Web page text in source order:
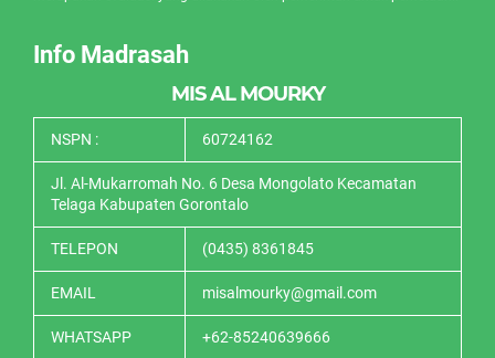
Info Madrasah
MIS AL MOURKY
NSPN : 60724162
Jl. Al-Mukarromah No. 6 Desa Mongolato Kecamatan
Telaga Kabupaten Gorontalo
TELEPON (0435) 8361845
EMAIL misalmourky@gmail.com
WHATSAPP +62-85240639666